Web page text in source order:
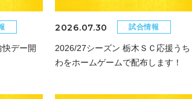
快デー開
2026.07.30 試合情報
2026/27シーズン 栃木ＳＣ応援うち
わをホームゲームで配布します！